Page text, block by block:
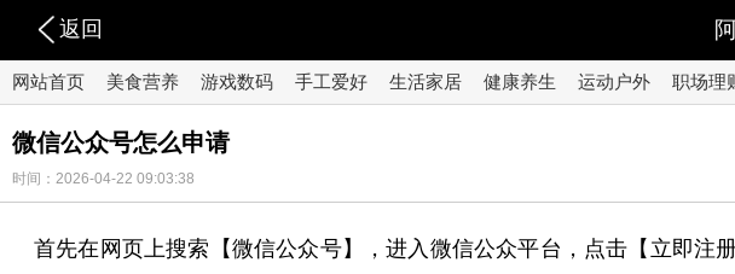
返回
网站首页 美食营养 游戏数码 手工爱好 生活家居 健康养生 运动户外 职场理
微信公众号怎么申请
时间：2026-04-22 09:03:38
首先在网页上搜索【微信公众号】，进入微信公众平台，点击【立即注